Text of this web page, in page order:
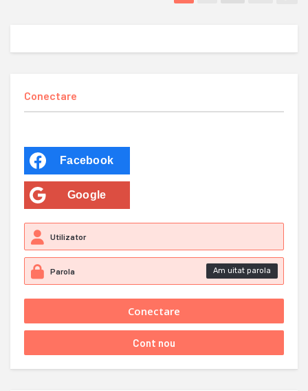
Conectare
Facebook
Google
Am uitat parola